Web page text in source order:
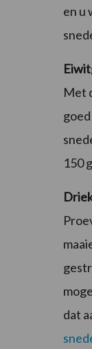
en u
Met
150
dat